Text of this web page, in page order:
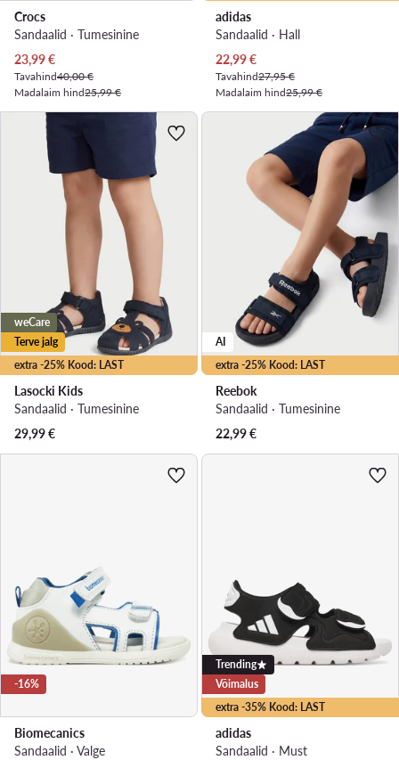
Crocs
Sandaalid · Tumesinine
Praegune hind
23,99€
Tavahind40,00 €
Madalaim hind25,99 €
adidas
Sandaalid · Hall
Praegune hind
22,99€
Tavahind27,95 €
Madalaim hind25,99 €
extra -25% Kood: LAST
weCare
Terve jalg
Lasocki Kids
Sandaalid · Tumesinine
29,99€
extra -25% Kood: LAST
AI
Reebok
Sandaalid · Tumesinine
22,99€
-16%
Biomecanics
Sandaalid · Valge
extra -35% Kood: LAST
Trending
Võimalus
adidas
Sandaalid · Must